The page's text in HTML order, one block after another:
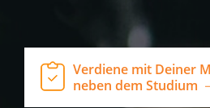
Verdiene mit Deiner
neben dem Studium